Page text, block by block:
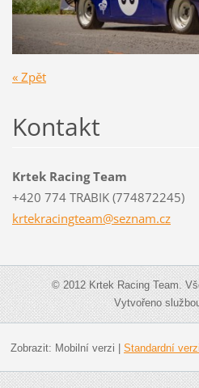
« Zpět
Kontakt
Krtek Racing Team
+420 774 TRABIK (774872245)
krtekracingteam@seznam.cz
© 2012 Krtek Racing Team.
Vytvořeno
Zobrazit: Mobilní verzi | Standardní verzi